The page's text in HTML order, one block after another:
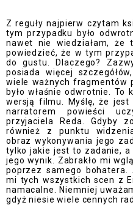
Z reguły najpierw czytam
tym przypadku było
nawet nie wiedziałam, że
powiedzieć, że w tym
do gustu. Dlaczego?
posiada więcej
wiele ważnych fragmentów
było właśnie odwrotnie. To
wersją filmu. Myślę, że
narratorem powieści
przyjaciela Reda. Gdyby
również z punktu
obraz wykonywania jego
tylko jakie jest to zadanie,
jego wynik. Zabrakło mi
poprzez samego bohatera.
mi tych wszystkich scen z
namacalne. Niemniej
gdyż niesie wiele cennych